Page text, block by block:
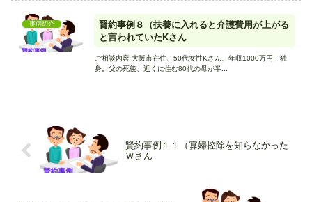
事例紹介
賢約事例８（扶養に入れると介護費用が上がる
と言われていたKさん
ご相談内容 大阪市在住、50代女性Kさん、年収1000万円、独
身。父の死後、近くに住む80代の母が半...
賢約事例１１（寡婦控除を知らなかった
Ｗさん